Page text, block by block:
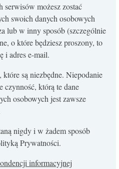
serwisów możesz zostać
swoich danych osobowych
lub w inny sposób (szczególnie
o które będziesz proszony, to
i adres e-mail.
są niezbędne. Niepodanie
czynność, którą te dane
osobowych jest zawsze
nigdy i w żadem sposób
Prywatności.
informacyjnej